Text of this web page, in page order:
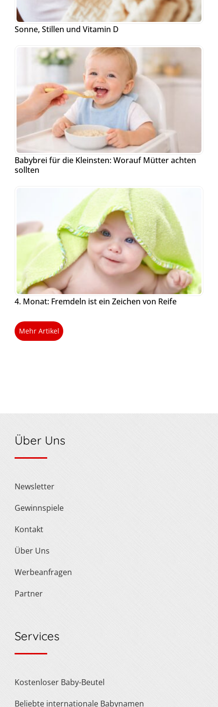
Sonne, Stillen und Vitamin D
Babybrei für die Kleinsten: Worauf Mütter achten
sollten
4. Monat: Fremdeln ist ein Zeichen von Reife
Mehr Artikel
Über Uns
Newsletter
Gewinnspiele
Kontakt
Über Uns
Werbeanfragen
Partner
Services
Kostenloser Baby-Beutel
Beliebte internationale Babynamen